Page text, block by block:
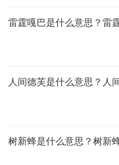
雷霆嘎巴是什么意思？雷
人间德芙是什么意思？人
树新蜂是什么意思？树新